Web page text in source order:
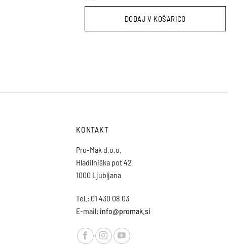
DODAJ V KOŠARICO
KONTAKT
Pro-Mak d.o.o.
Hladilniška pot 42
1000 Ljubljana
Tel.: 01 430 08 03
E-mail: info@promak.si